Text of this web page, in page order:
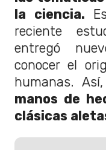
la ciencia.
reciente
entregó
conocer el
humanas.
manos de
clásicas